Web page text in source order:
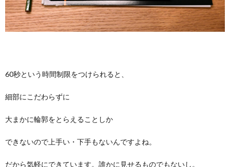
60秒という時間制限をつけられると、
細部にこだわらずに
大まかに輪郭をとらえることしか
できないので上手い・下手もないんですよね。
だから気軽にできています。誰かに見せるものでもないし。